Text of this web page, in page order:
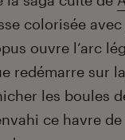
colorisée avec
ouvre l’arc
redémarre sur
les boules
ce havre